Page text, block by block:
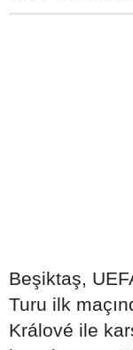
Beşiktaş,
Turu ilk
Králové ile